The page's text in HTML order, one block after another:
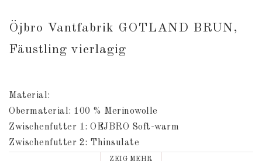
Öjbro Vantfabrik GOTLAND BRUN,
Fäustling vierlagig
Material:
Obermaterial: 100 % Merinowolle
Zwischenfutter 1: OEJBRO Soft-warm
Zwischenfutter 2: Thinsulate
ZEIG MEHR